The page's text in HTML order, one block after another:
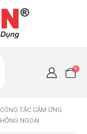
0
CÔNG TẮC CẢM ỨNG
HỒNG NGOẠI